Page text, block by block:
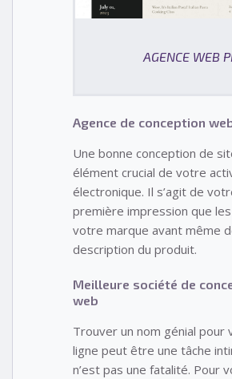
AGENCE WEB
Agence de conception
Une bonne conception de
élément crucial de votre
électronique. Il s’agit de
première impression que
votre marque avant même
description du produit.
Meilleure société de
web
Trouver un nom génial pour
ligne peut être une tâche
n’est pas une fatalité. Pour